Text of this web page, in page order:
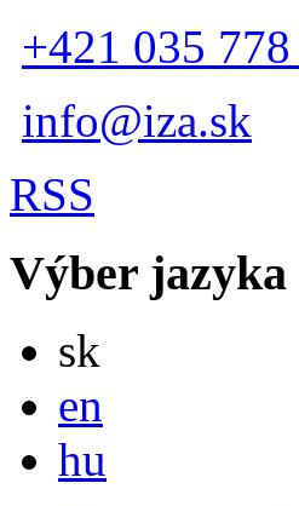
+421 035
info@iza.sk
RSS
Výber jazyka
sk
en
hu